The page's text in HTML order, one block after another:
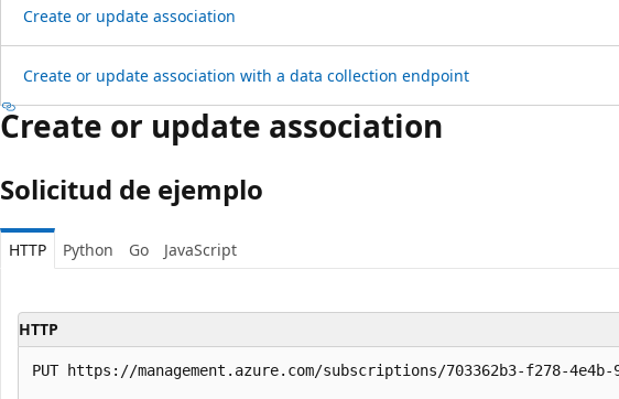
Create or update association
Create or update association with a data collection endpoint
Create or update association
Solicitud de ejemplo
HTTP Python Go JavaScript
HTTP
PUT https://management.azure.com/subscriptions/703362b3-f278-